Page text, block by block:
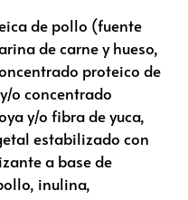
de pollo (fuente
de carne y hueso,
proteico de
o concentrado
y/o fibra de yuca,
estabilizado con
a base de
inulina,